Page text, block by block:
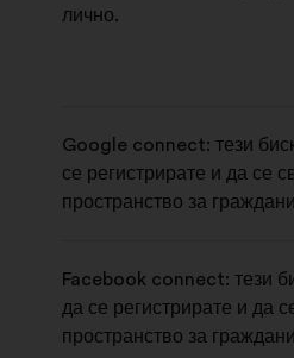
лично.
Google connect: тези
се регистрирате и да се
пространство за
Facebook connect: тези
да се регистрирате и да
пространство за